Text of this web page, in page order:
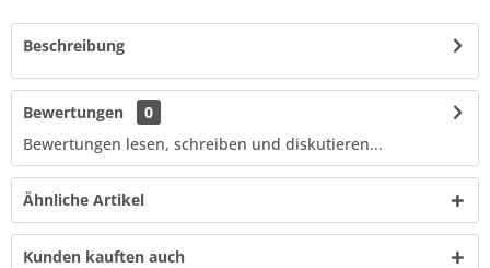
Beschreibung
Bewertungen
0
Bewertungen lesen, schreiben und diskutieren...
Ähnliche Artikel
Kunden kauften auch